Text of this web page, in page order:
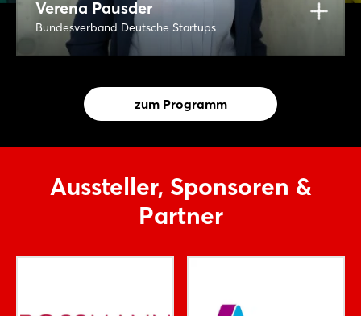
Verena Pausder
Bundesverband Deutsche Startups
zum Programm
Aussteller, Sponsoren &
Partner